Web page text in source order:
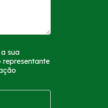
sua
representante